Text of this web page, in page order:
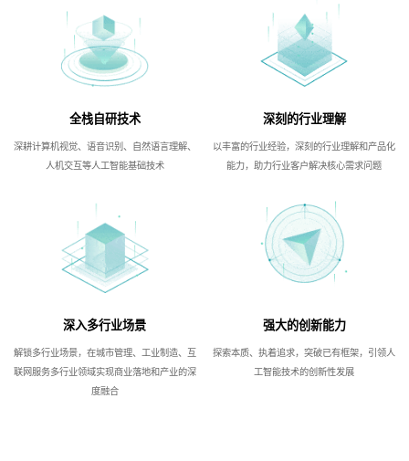
全栈自研技术
深耕计算机视觉、语音识别、自然语言理解、
人机交互等人工智能基础技术
深刻的行业理解
以丰富的行业经验，深刻的行业理解和产品化
能力，助力行业客户解决核心需求问题
深入多行业场景
解锁多行业场景，在城市管理、工业制造、互
联网服务多行业领域实现商业落地和产业的深
度融合
强大的创新能力
探索本质、执着追求，突破已有框架，引领人
工智能技术的创新性发展